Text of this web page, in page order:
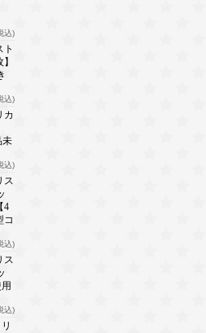
込)
ト
込)
カ
未
込)
ス
4
コ
込)
ス
込)